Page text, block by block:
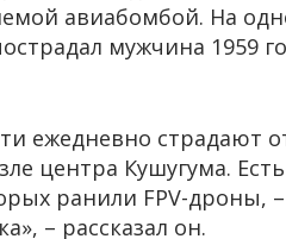
авиабомбой. На
мужчина 1959
ежедневно страдают
центра Кушугума. Есть
ранили FPV-дроны, –
– рассказал он.